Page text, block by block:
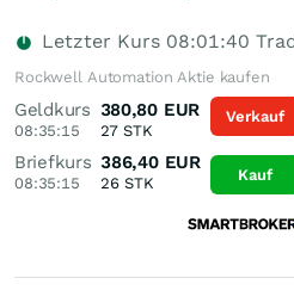
Letzter Kurs 08:01:40
Rockwell Automation Aktie kaufen
Geldkurs
08:35:15
380,80 EUR
27 STK
Briefkurs
08:35:15
386,40 EUR
26 STK
Verkauf
Kauf